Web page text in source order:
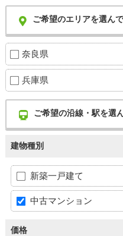
ご希望のエリアを選ん
奈良県
兵庫県
ご希望の沿線・駅を選
建物種別
新築一戸建て
中古マンション
価格